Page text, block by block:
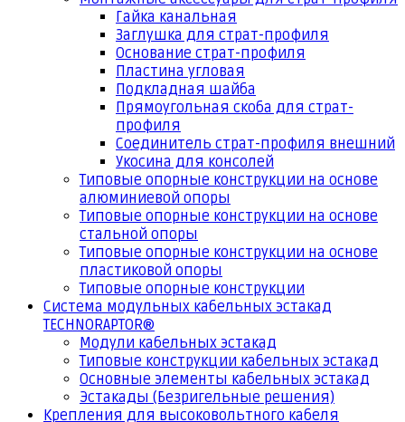
Гайка канальная
Заглушка для страт-профиля
Основание страт-профиля
Пластина угловая
Подкладная шайба
Прямоугольная скоба для страт-
профиля
Соединитель страт-профиля внешний
Укосина для консолей
Типовые опорные конструкции на основе
алюминиевой опоры
Типовые опорные конструкции на основе
стальной опоры
Типовые опорные конструкции на основе
пластиковой опоры
Типовые опорные конструкции
Система модульных кабельных эстакад
TECHNORAPTOR®
Модули кабельных эстакад
Типовые конструкции кабельных эстакад
Основные элементы кабельных эстакад
Эстакады (Безригельные решения)
Крепления для высоковольтного кабеля